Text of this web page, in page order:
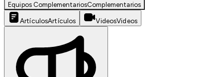
Equipos ComplementariosComplementarios
ArtículosArtículos VideosVideos